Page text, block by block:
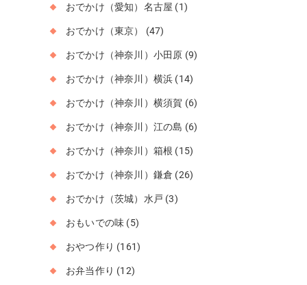
おでかけ（愛知）名古屋 (1)
おでかけ（東京） (47)
おでかけ（神奈川）小田原 (9)
おでかけ（神奈川）横浜 (14)
おでかけ（神奈川）横須賀 (6)
おでかけ（神奈川）江の島 (6)
おでかけ（神奈川）箱根 (15)
おでかけ（神奈川）鎌倉 (26)
おでかけ（茨城）水戸 (3)
おもいでの味 (5)
おやつ作り (161)
お弁当作り (12)